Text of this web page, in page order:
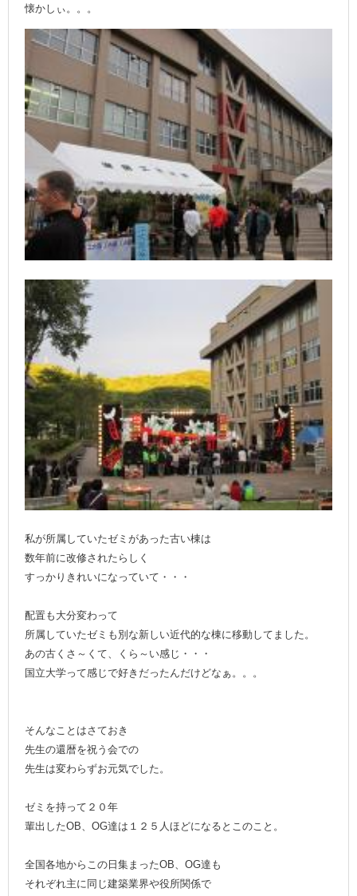
懐かしぃ。。。
私が所属していたゼミがあった古い棟は
数年前に改修されたらしく
すっかりきれいになっていて・・・
配置も大分変わって
所属していたゼミも別な新しい近代的な棟に移動してました。
あの古くさ～くて、くら～い感じ・・・
国立大学って感じで好きだったんだけどなぁ。。。
そんなことはさておき
先生の還暦を祝う会での
先生は変わらずお元気でした。
ゼミを持って２０年
輩出したOB、OG達は１２５人ほどになるとこのこと。
全国各地からこの日集まったOB、OG達も
それぞれ主に同じ建築業界や役所関係で